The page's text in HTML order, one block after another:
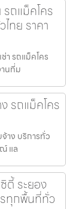
ถแม็คโคร
ทย ราคา
า รถแม็คโคร
นที่ม
รถแม็คโคร
จ้าง บริการทั่ว
แล
ตี้ ระยอง
รทุกพื้นที่ทั่ว